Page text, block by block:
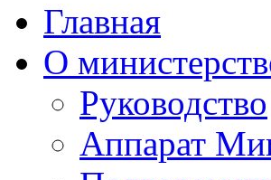
Главная
О
Руководство
Аппарат